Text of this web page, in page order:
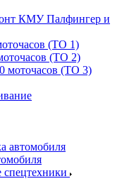
КМУ Палфингер и
(ТО 1)
(ТО 2)
моточасов (ТО 3)
автомобиля
спецтехники